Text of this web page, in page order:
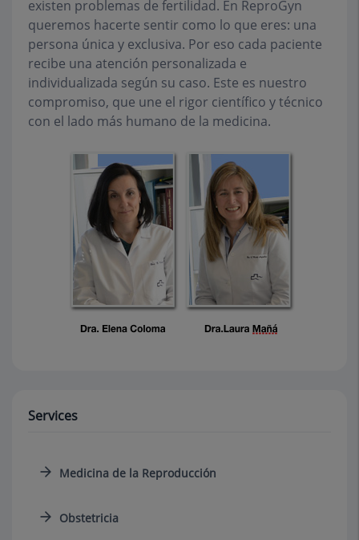
existen problemas de fertilidad. En ReproGyn
queremos hacerte sentir como lo que eres: una
persona única y exclusiva. Por eso cada paciente
recibe una atención personalizada e
individualizada según su caso. Este es nuestro
compromiso, que une el rigor científico y técnico
con el lado más humano de la medicina.
Services
Medicina de la Reproducción
Obstetricia